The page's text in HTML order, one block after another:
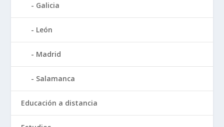
Galicia
León
Madrid
Salamanca
Educación a distancia